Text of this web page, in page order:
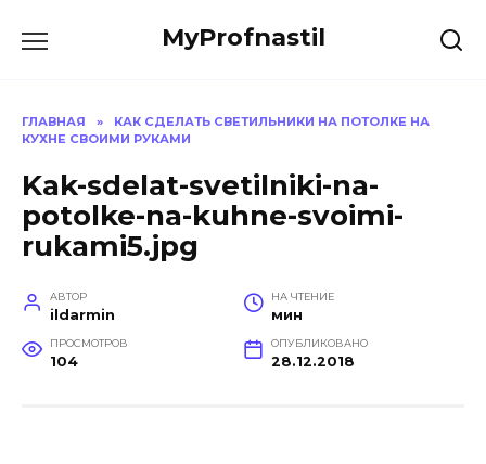
MyProfnastil
ГЛАВНАЯ »
КАК СДЕЛАТЬ СВЕТИЛЬНИКИ НА ПОТОЛКЕ НА
КУХНЕ СВОИМИ РУКАМИ
Kak-sdelat-svetilniki-na-
potolke-na-kuhne-svoimi-
rukami5.jpg
АВТОР
ildarmin
НА ЧТЕНИЕ
мин
ПРОСМОТРОВ
104
ОПУБЛИКОВАНО
28.12.2018